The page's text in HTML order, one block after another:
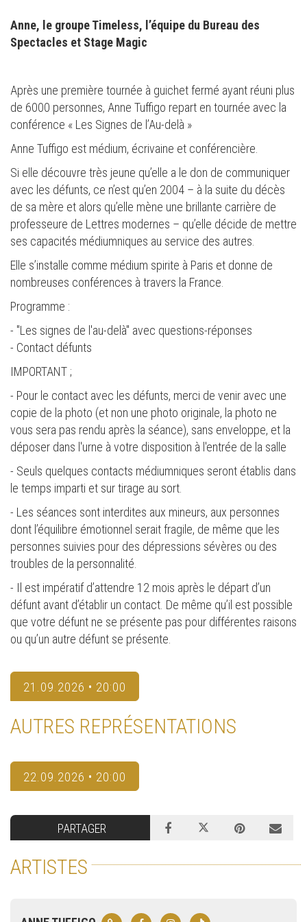
Anne, le groupe Timeless, l’équipe du Bureau des
Spectacles et Stage Magic
Après une première tournée à guichet fermé ayant réuni plus
de 6000 personnes, Anne Tuffigo repart en tournée avec la
conférence « Les Signes de l’Au-delà »
Anne Tuffigo est médium, écrivaine et conférencière.
Si elle découvre très jeune qu’elle a le don de communiquer
avec les défunts, ce n’est qu’en 2004 – à la suite du décès
de sa mère et alors qu’elle mène une brillante carrière de
professeure de Lettres modernes – qu’elle décide de mettre
ses capacités médiumniques au service des autres.
Elle s’installe comme médium spirite à Paris et donne de
nombreuses conférences à travers la France.
Programme :
- "Les signes de l'au-delà" avec questions-réponses
- Contact défunts
IMPORTANT ;
- Pour le contact avec les défunts, merci de venir avec une
copie de la photo (et non une photo originale, la photo ne
vous sera pas rendu après la séance), sans enveloppe, et la
déposer dans l'urne à votre disposition à l'entrée de la salle
- Seuls quelques contacts médiumniques seront établis dans
le temps imparti et sur tirage au sort.
- Les séances sont interdites aux mineurs, aux personnes
dont l’équilibre émotionnel serait fragile, de même que les
personnes suivies pour des dépressions sévères ou des
troubles de la personnalité.
- Il est impératif d’attendre 12 mois après le départ d’un
défunt avant d’établir un contact. De même qu’il est possible
que votre défunt ne se présente pas pour différentes raisons
ou qu’un autre défunt se présente.
21.09.2026 • 20:00
AUTRES REPRÉSENTATIONS
22.09.2026 • 20:00
PARTAGER
ARTISTES